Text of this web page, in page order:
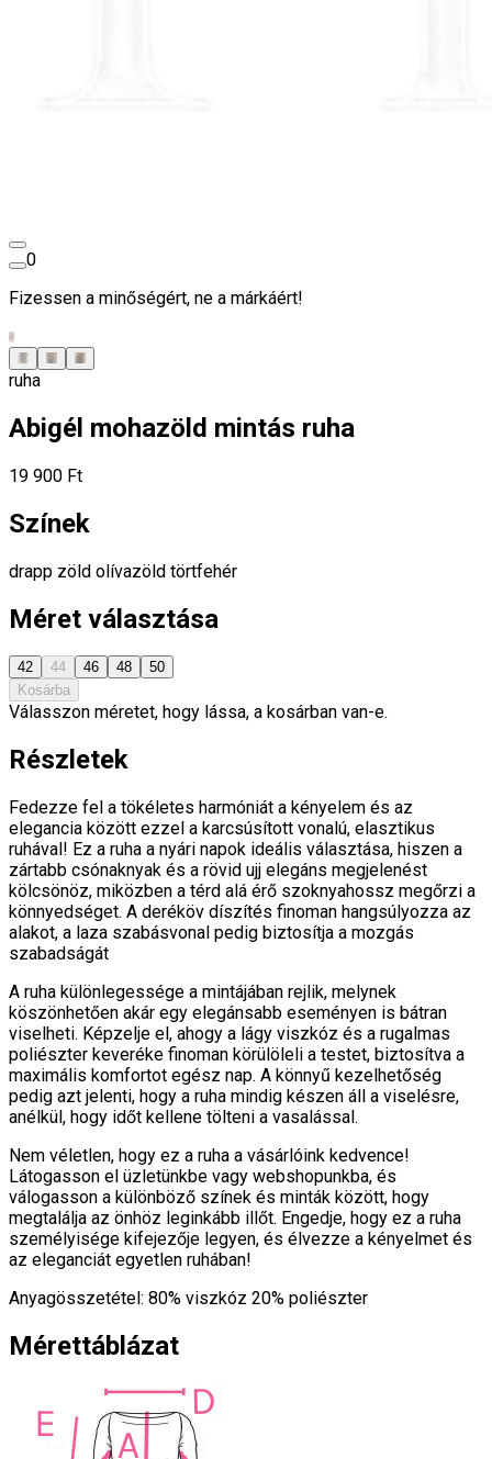
0
Fizessen a minőségért, ne a márkáért!
ruha
Abigél mohazöld mintás ruha
19 900 Ft
Színek
drapp zöld olívazöld törtfehér
Méret választása
42 44 46 48
50
Kosárba
Válasszon méretet, hogy lássa, a kosárban van-e.
Részletek
Fedezze fel a tökéletes harmóniát a kényelem és az
elegancia között ezzel a karcsúsított vonalú, elasztikus
ruhával! Ez a ruha a nyári napok ideális választása, hiszen a
zártabb csónaknyak és a rövid ujj elegáns megjelenést
kölcsönöz, miközben a térd alá érő szoknyahossz megőrzi a
könnyedséget. A deréköv díszítés finoman hangsúlyozza az
alakot, a laza szabásvonal pedig biztosítja a mozgás
szabadságát
A ruha különlegessége a mintájában rejlik, melynek
köszönhetően akár egy elegánsabb eseményen is bátran
viselheti. Képzelje el, ahogy a lágy viszkóz és a rugalmas
poliészter keveréke finoman körülöleli a testet, biztosítva a
maximális komfortot egész nap. A könnyű kezelhetőség
pedig azt jelenti, hogy a ruha mindig készen áll a viselésre,
anélkül, hogy időt kellene tölteni a vasalással.
Nem véletlen, hogy ez a ruha a vásárlóink kedvence!
Látogasson el üzletünkbe vagy webshopunkba, és
válogasson a különböző színek és minták között, hogy
megtalálja az önhöz leginkább illőt. Engedje, hogy ez a ruha
személyisége kifejezője legyen, és élvezze a kényelmet és
az eleganciát egyetlen ruhában!
Anyagösszetétel: 80% viszkóz 20% poliészter
Mérettáblázat